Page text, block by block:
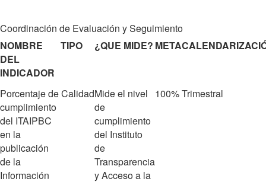
Coordinación de Evaluación y Seguimiento
NOMBRE
DEL
INDICADOR
TIPO ¿QUE MIDE? META
Porcentaje de
cumplimiento
del ITAIPBC
en la
publicación
de la
Información
CalidadMide el nivel
de
cumplimiento
del Instituto
de
Transparencia
y Acceso a la
100%Trimestral